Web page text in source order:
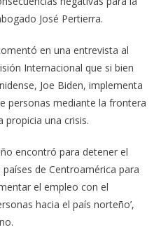
José Pertierra.
en una entrevista al
Internacional que si bien
Joe Biden, implementa
personas mediante la frontera
propicia una crisis.
encontró para detener el
de Centroamérica para
el empleo con el
hacia el país norteño’,